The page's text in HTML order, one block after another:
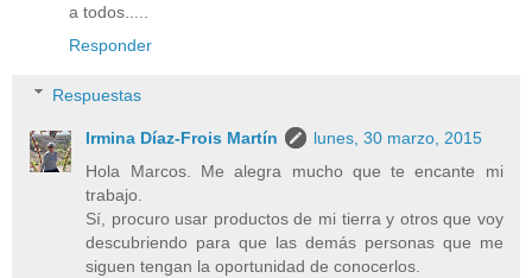
a todos.....
Responder
Respuestas
Irmina Díaz-Frois Martín
lunes, 30 marzo, 2015
Hola Marcos. Me alegra mucho que te encante mi
trabajo.
Sí, procuro usar productos de mi tierra y otros que voy
descubriendo para que las demás personas que me
siguen tengan la oportunidad de conocerlos.